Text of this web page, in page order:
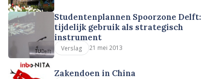
Studentenplannen Spoorzone Delft:
tijdelijk gebruik als strategisch
instrument
Verslag 21 mei 2013
Zakendoen in China